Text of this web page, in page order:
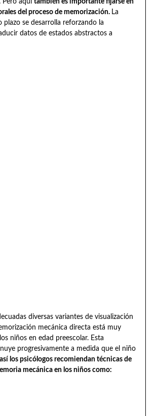
del proceso de memorización. La
plazo se desarrolla reforzando la
datos de estados abstractos a
diversas variantes de visualización
mecánica directa está muy
niños en edad preescolar. Esta
progresivamente a medida que el niño
los psicólogos recomiendan técnicas de
mecánica en los niños como: